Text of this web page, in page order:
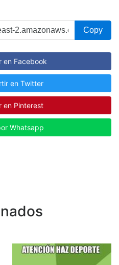
Copy
en Facebook
en Twitter
en Pinterest
Whatsapp